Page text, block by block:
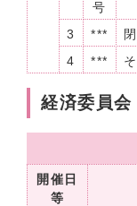
号
3 ***
4
***
経済委員会
開催日
等